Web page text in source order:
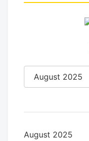
August 2025